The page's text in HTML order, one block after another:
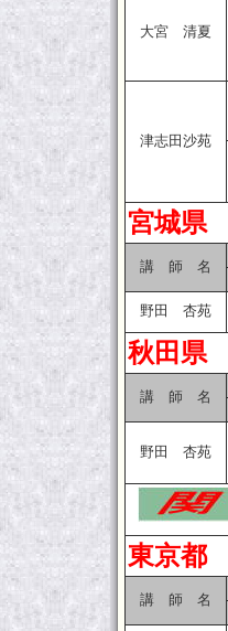
大宮 清夏
津志田沙苑
宮城県
講 師 名
野田 杏苑
秋田県
講 師 名
野田 杏苑
東京都
講 師 名